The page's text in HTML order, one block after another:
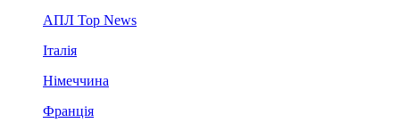
АПЛ Top News
Італія
Німеччина
Франція